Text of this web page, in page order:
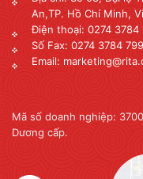
An,TP. Hồ Chí Minh,
Điện thoại: 0274 3784
Số Fax: 0274 3784 799
Email:
Mã số doanh nghiệp:
Dương cấp.